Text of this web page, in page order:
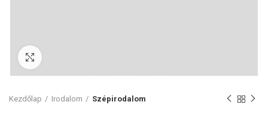
Kezdőlap Irodalom Szépirodalom